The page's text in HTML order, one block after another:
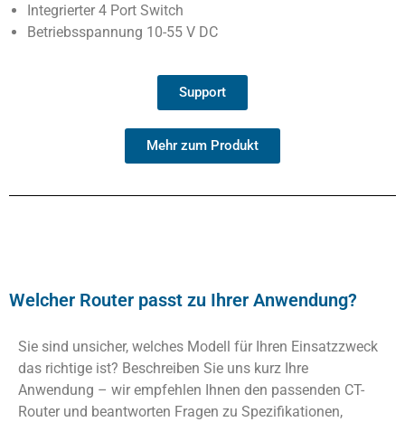
Integrierter 4 Port Switch
Betriebsspannung 10-55 V DC
Support
Mehr zum Produkt
Welcher Router passt zu Ihrer Anwendung?
Sie sind unsicher, welches Modell für Ihren Einsatzzweck
das richtige ist? Beschreiben Sie uns kurz Ihre
Anwendung – wir empfehlen Ihnen den passenden CT-
Router und beantworten Fragen zu Spezifikationen,